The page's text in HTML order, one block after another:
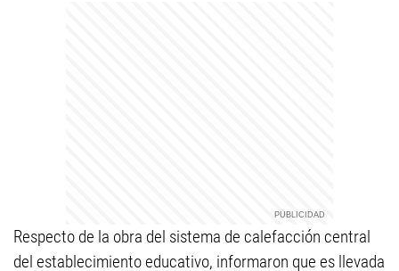
Respecto de la obra del sistema de calefacción central
del establecimiento educativo, informaron que es llevada